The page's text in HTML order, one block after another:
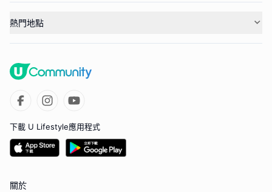
熱門地點
下載 U Lifestyle應用程式
關於